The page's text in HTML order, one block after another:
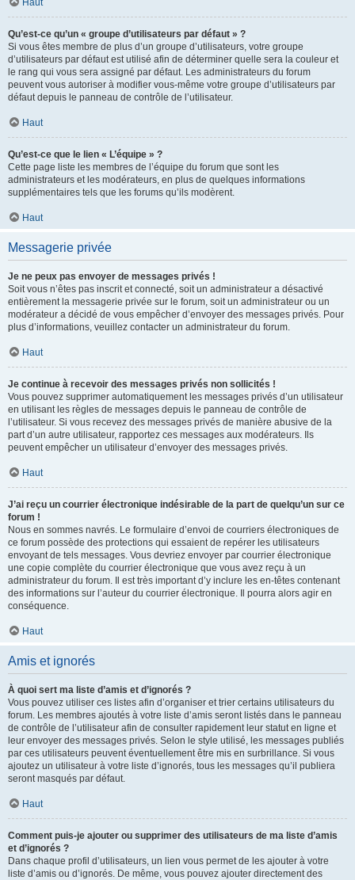
Haut
Qu’est-ce qu’un « groupe d’utilisateurs par défaut » ?
Si vous êtes membre de plus d’un groupe d’utilisateurs, votre groupe
d’utilisateurs par défaut est utilisé afin de déterminer quelle sera la couleur et
le rang qui vous sera assigné par défaut. Les administrateurs du forum
peuvent vous autoriser à modifier vous-même votre groupe d’utilisateurs par
défaut depuis le panneau de contrôle de l’utilisateur.
Haut
Qu’est-ce que le lien « L’équipe » ?
Cette page liste les membres de l’équipe du forum que sont les
administrateurs et les modérateurs, en plus de quelques informations
supplémentaires tels que les forums qu’ils modèrent.
Haut
Messagerie privée
Je ne peux pas envoyer de messages privés !
Soit vous n’êtes pas inscrit et connecté, soit un administrateur a désactivé
entièrement la messagerie privée sur le forum, soit un administrateur ou un
modérateur a décidé de vous empêcher d’envoyer des messages privés. Pour
plus d’informations, veuillez contacter un administrateur du forum.
Haut
Je continue à recevoir des messages privés non sollicités !
Vous pouvez supprimer automatiquement les messages privés d’un utilisateur
en utilisant les règles de messages depuis le panneau de contrôle de
l’utilisateur. Si vous recevez des messages privés de manière abusive de la
part d’un autre utilisateur, rapportez ces messages aux modérateurs. Ils
peuvent empêcher un utilisateur d’envoyer des messages privés.
Haut
J’ai reçu un courrier électronique indésirable de la part de quelqu’un sur ce
forum !
Nous en sommes navrés. Le formulaire d’envoi de courriers électroniques de
ce forum possède des protections qui essaient de repérer les utilisateurs
envoyant de tels messages. Vous devriez envoyer par courrier électronique
une copie complète du courrier électronique que vous avez reçu à un
administrateur du forum. Il est très important d’y inclure les en-têtes contenant
des informations sur l’auteur du courrier électronique. Il pourra alors agir en
conséquence.
Haut
Amis et ignorés
À quoi sert ma liste d’amis et d’ignorés ?
Vous pouvez utiliser ces listes afin d’organiser et trier certains utilisateurs du
forum. Les membres ajoutés à votre liste d’amis seront listés dans le panneau
de contrôle de l’utilisateur afin de consulter rapidement leur statut en ligne et
leur envoyer des messages privés. Selon le style utilisé, les messages publiés
par ces utilisateurs peuvent éventuellement être mis en surbrillance. Si vous
ajoutez un utilisateur à votre liste d’ignorés, tous les messages qu’il publiera
seront masqués par défaut.
Haut
Comment puis-je ajouter ou supprimer des utilisateurs de ma liste d’amis
et d’ignorés ?
Dans chaque profil d’utilisateurs, un lien vous permet de les ajouter à votre
liste d’amis ou d’ignorés. De même, vous pouvez ajouter directement des